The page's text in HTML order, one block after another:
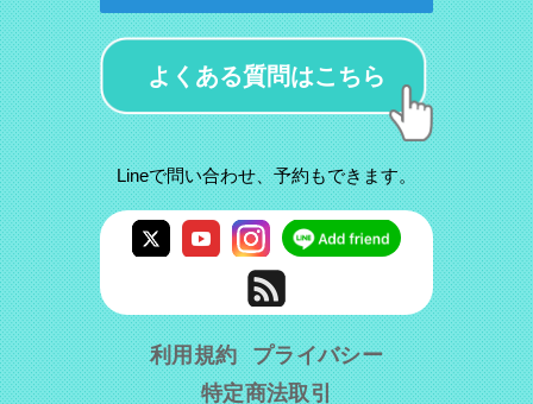
よくある質問はこちら
Lineで問い合わせ、予約もできます。
利用規約
プライバシー
特定商法取引